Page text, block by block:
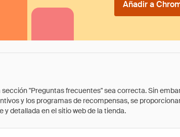
Añadir a
"Preguntas frecuentes" sea correcta. Sin
y los programas de recompensas, se
detallada en el sitio web de la tienda.